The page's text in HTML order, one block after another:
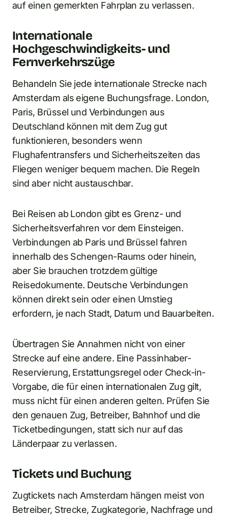
auf einen gemerkten Fahrplan zu verlassen.
Internationale
Hochgeschwindigkeits- und
Fernverkehrszüge
Behandeln Sie jede internationale Strecke nach
Amsterdam als eigene Buchungsfrage. London,
Paris, Brüssel und Verbindungen aus
Deutschland können mit dem Zug gut
funktionieren, besonders wenn
Flughafentransfers und Sicherheitszeiten das
Fliegen weniger bequem machen. Die Regeln
sind aber nicht austauschbar.
Bei Reisen ab London gibt es Grenz- und
Sicherheitsverfahren vor dem Einsteigen.
Verbindungen ab Paris und Brüssel fahren
innerhalb des Schengen-Raums oder hinein,
aber Sie brauchen trotzdem gültige
Reisedokumente. Deutsche Verbindungen
können direkt sein oder einen Umstieg
erfordern, je nach Stadt, Datum und Bauarbeiten.
Übertragen Sie Annahmen nicht von einer
Strecke auf eine andere. Eine Passinhaber-
Reservierung, Erstattungsregel oder Check-in-
Vorgabe, die für einen internationalen Zug gilt,
muss nicht für einen anderen gelten. Prüfen Sie
den genauen Zug, Betreiber, Bahnhof und die
Ticketbedingungen, statt sich nur auf das
Länderpaar zu verlassen.
Tickets und Buchung
Zugtickets nach Amsterdam hängen meist von
Betreiber, Strecke, Zugkategorie, Nachfrage und